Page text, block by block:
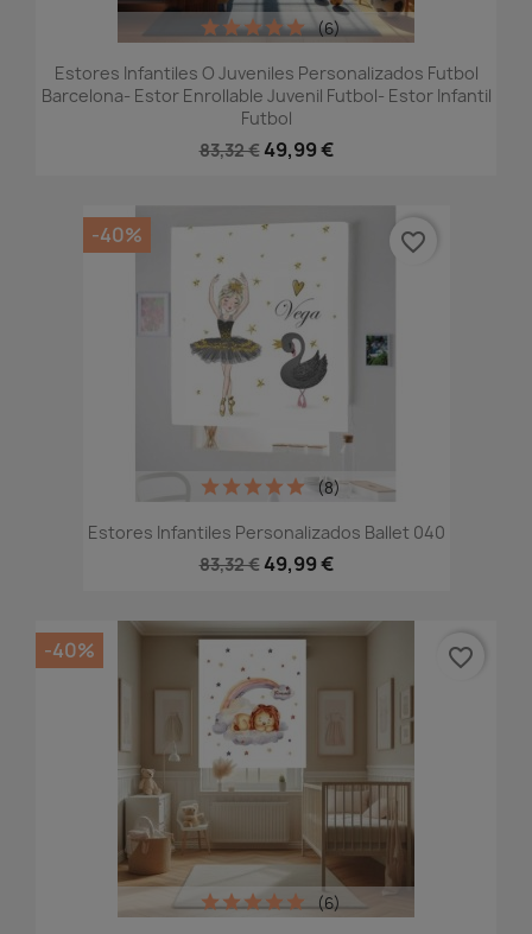
Estores Infantiles O Juveniles Personalizados Futbol
Barcelona- Estor Enrollable Juvenil Futbol- Estor Infantil
Futbol
83,32 € 49,99 €
(6)
Estores Infantiles Personalizados Ballet 040
83,32 € 49,99 €
(8)
-40% favorite_border
(6)
-40% favorite_border